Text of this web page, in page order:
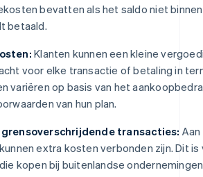
bevatten als het saldo niet
betaald.
Klanten kunnen een kleine
voor elke transactie of betaling in
variëren op basis van het
van hun plan.
grensoverschrijdende transacties: Aan
kunnen extra kosten verbonden zijn. Dit
kopen bij buitenlandse